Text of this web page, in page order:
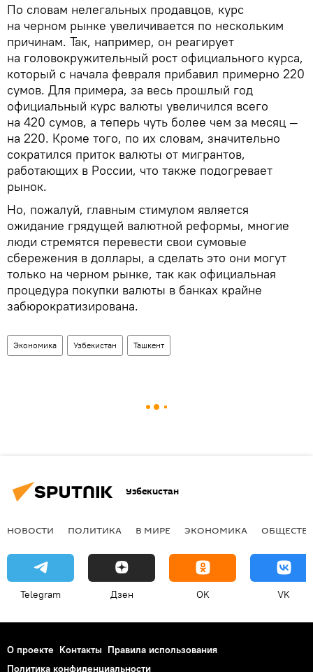
По словам нелегальных продавцов, курс
на черном рынке увеличивается по нескольким
причинам. Так, например, он реагирует
на головокружительный рост официального курса,
который с начала февраля прибавил примерно 220
сумов. Для примера, за весь прошлый год
официальный курс валюты увеличился всего
на 420 сумов, а теперь чуть более чем за месяц —
на 220. Кроме того, по их словам, значительно
сократился приток валюты от мигрантов,
работающих в России, что также подогревает
рынок.
Но, пожалуй, главным стимулом является
ожидание грядущей валютной реформы, многие
люди стремятся перевести свои сумовые
сбережения в доллары, а сделать это они могут
только на черном рынке, так как официальная
процедура покупки валюты в банках крайне
забюрократизирована.
Экономика Узбекистан Ташкент
Узбекистан
НОВОСТИ ПОЛИТИКА В МИРЕ ЭКОНОМИКА
Telegram Дзен OK VK
О проекте Контакты Правила использования
Политика конфиденциальности